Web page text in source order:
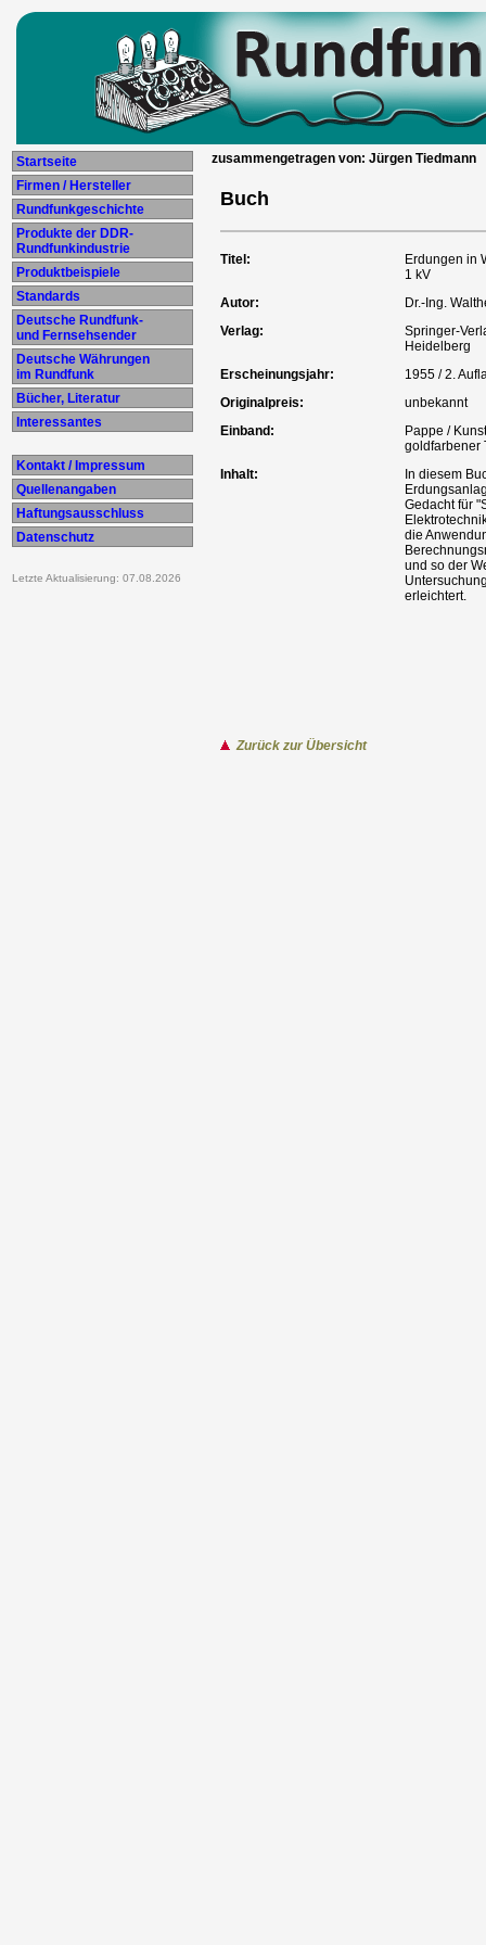
Startseite
Firmen / Hersteller
Rundfunkgeschichte
Produkte der DDR-
Rundfunkindustrie
Produktbeispiele
Standards
Deutsche Rundfunk-
und Fernsehsender
Deutsche Währungen
im Rundfunk
Bücher, Literatur
Interessantes
Kontakt / Impressum
Quellenangaben
Haftungsausschluss
Datenschutz
Letzte Aktualisierung: 07.08.2026
zusammengetragen von: Jürgen Tiedmann
Buch
Titel:
Erdungen in
1 kV
Autor:
Dr.-Ing.
Verlag:
Springer-
Heidelberg
Erscheinungsjahr:
1955 / 2.
Originalpreis:
unbekannt
Einband:
Pappe /
goldfarbener
Inhalt:
In diesem
Gedacht für
die
und so der
erleichtert.
Zurück zur Übersicht